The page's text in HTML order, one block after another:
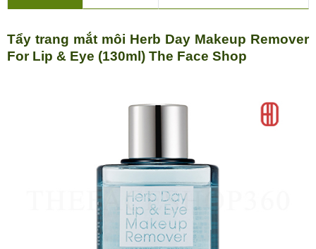
Tẩy trang mắt môi Herb Day Makeup Remover
For Lip & Eye (130ml) The Face Shop